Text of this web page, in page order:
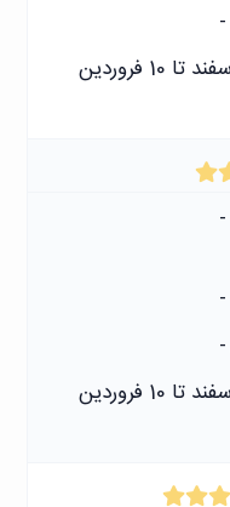
-
با صبحانه - !! << رزرو تاریخ 11 اسفند تا 10 فروردین
-
-
-
با صبحانه - !! << رزرو تاریخ 11 اسفند تا 10 فروردین